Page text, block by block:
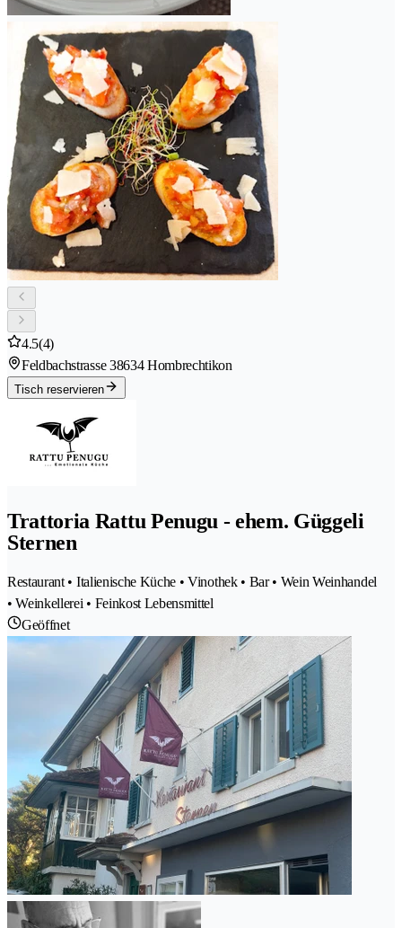
4.5(4)
Feldbachstrasse 38634 Hombrechtikon
Tisch reservieren
Trattoria Rattu Penugu - ehem. Güggeli
Sternen
Restaurant • Italienische Küche • Vinothek • Bar • Wein Weinhandel
• Weinkellerei • Feinkost Lebensmittel
Geöffnet